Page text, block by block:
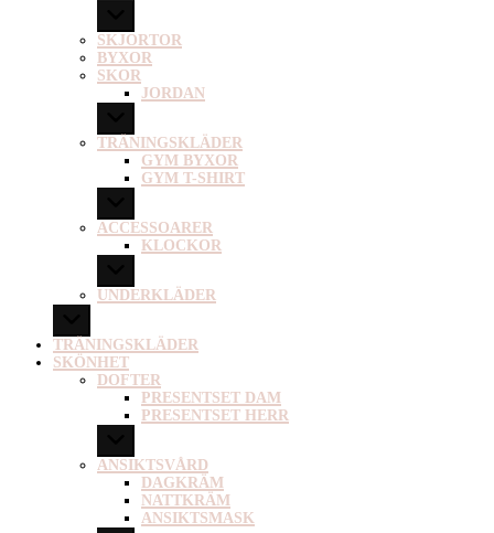
SKJORTOR
BYXOR
SKOR
JORDAN
TRÄNINGSKLÄDER
GYM BYXOR
GYM T-SHIRT
ACCESSOARER
KLOCKOR
UNDERKLÄDER
TRÄNINGSKLÄDER
SKÖNHET
DOFTER
PRESENTSET DAM
PRESENTSET HERR
ANSIKTSVÅRD
DAGKRÄM
NATTKRÄM
ANSIKTSMASK